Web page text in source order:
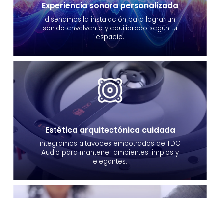
Experiencia sonora personalizada
diseñamos la instalación para lograr un
sonido envolvente y equilibrado según tu
espacio.
Estética arquitectónica cuidada
integramos altavoces empotrados de TDG
Audio para mantener ambientes limpios y
elegantes.